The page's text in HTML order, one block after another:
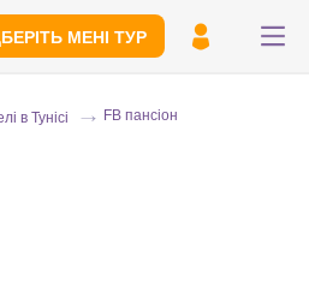
МЕНІ ТУР
в Тунісі FB пансіон